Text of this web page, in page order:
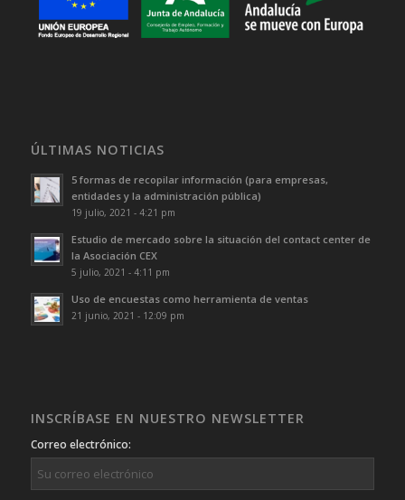
ÚLTIMAS NOTICIAS
5 formas de recopilar información (para empresas,
entidades y la administración pública)
19 julio, 2021 - 4:21 pm
Estudio de mercado sobre la situación del contact center de
la Asociación CEX
5 julio, 2021 - 4:11 pm
Uso de encuestas como herramienta de ventas
21 junio, 2021 - 12:09 pm
INSCRÍBASE EN NUESTRO NEWSLETTER
Correo electrónico: